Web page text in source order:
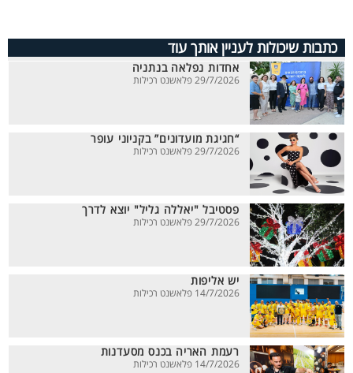
כתבות שיכולות לעניין אותך עוד
אחדות נפלאה בנתניה
29/7/2026 פלאשנט רכילות
“חגיגת מועדונים” בקניוני עופר
29/7/2026 פלאשנט רכילות
פסטיבל "יאללה גליל" יוצא לדרך
29/7/2026 פלאשנט רכילות
יש אליפות
14/7/2026 פלאשנט רכילות
רעמת האריה בכנס מסעדנות
14/7/2026 פלאשנט רכילות